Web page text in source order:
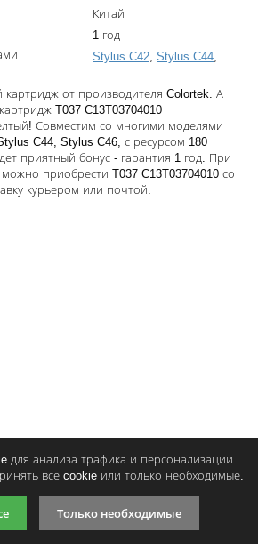
машины
Китай
1 год
Stylus C42, Stylus C44,
картридж от производителя Colortek. А
T037 C13T03704010
Совместим со многими моделями
C44, Stylus C46, с ресурсом 180
приятный бонус - гарантия 1 год. При
приобрести T037 C13T03704010 со
курьером или почтой.
на картинке:
для анализа трафика и персонализации
все cookie или только необходимые.
Только необходимые